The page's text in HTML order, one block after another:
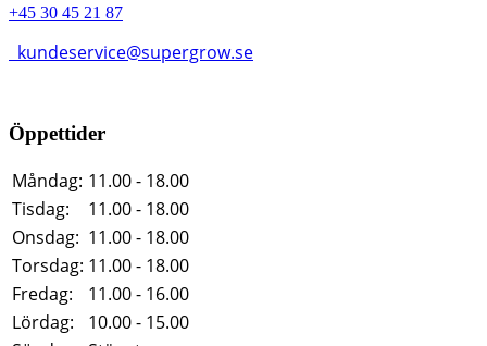
+45 30 45 21 87
kundeservice@supergrow.se
Öppettider
Måndag: 11.00 - 18.00
Tisdag:
11.00 - 18.00
Onsdag: 11.00 - 18.00
Torsdag: 11.00 - 18.00
Fredag:
11.00 - 16.00
Lördag:
10.00 - 15.00